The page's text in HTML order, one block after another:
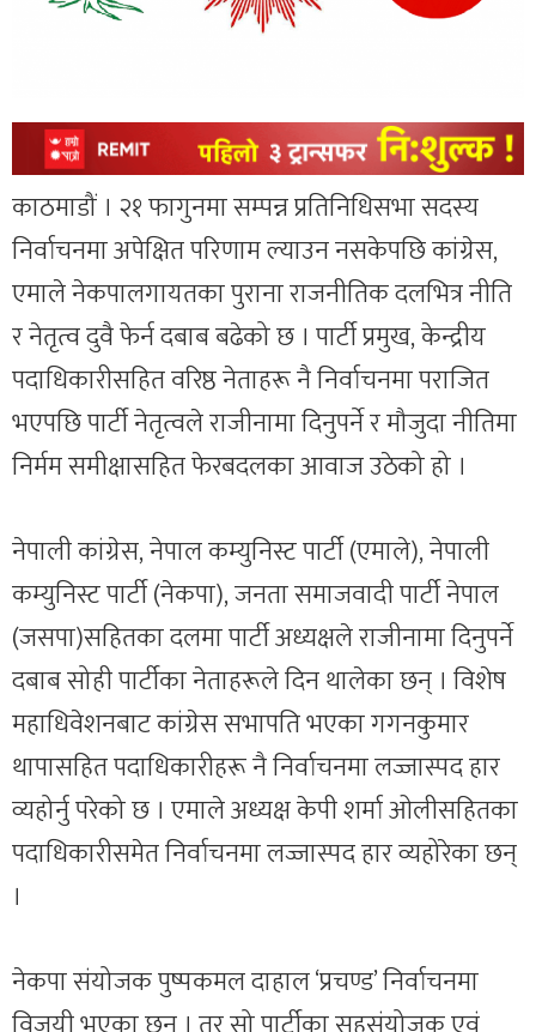
काठमाडौं । २१ फागुनमा सम्पन्न प्रतिनिधिसभा सदस्य
निर्वाचनमा अपेक्षित परिणाम ल्याउन नसकेपछि कांग्रेस,
एमाले नेकपालगायतका पुराना राजनीतिक दलभित्र नीति
र नेतृत्व दुवै फेर्न दबाब बढेको छ । पार्टी प्रमुख, केन्द्रीय
पदाधिकारीसहित वरिष्ठ नेताहरू नै निर्वाचनमा पराजित
भएपछि पार्टी नेतृत्वले राजीनामा दिनुपर्ने र मौजुदा नीतिमा
निर्मम समीक्षासहित फेरबदलका आवाज उठेको हो ।
नेपाली कांग्रेस, नेपाल कम्युनिस्ट पार्टी (एमाले), नेपाली
कम्युनिस्ट पार्टी (नेकपा), जनता समाजवादी पार्टी नेपाल
(जसपा)सहितका दलमा पार्टी अध्यक्षले राजीनामा दिनुपर्ने
दबाब सोही पार्टीका नेताहरूले दिन थालेका छन् । विशेष
महाधिवेशनबाट कांग्रेस सभापति भएका गगनकुमार
थापासहित पदाधिकारीहरू नै निर्वाचनमा लज्जास्पद हार
व्यहोर्नु परेको छ । एमाले अध्यक्ष केपी शर्मा ओलीसहितका
पदाधिकारीसमेत निर्वाचनमा लज्जास्पद हार व्यहोरेका छन्
।
नेकपा संयोजक पुष्पकमल दाहाल ‘प्रचण्ड’ निर्वाचनमा